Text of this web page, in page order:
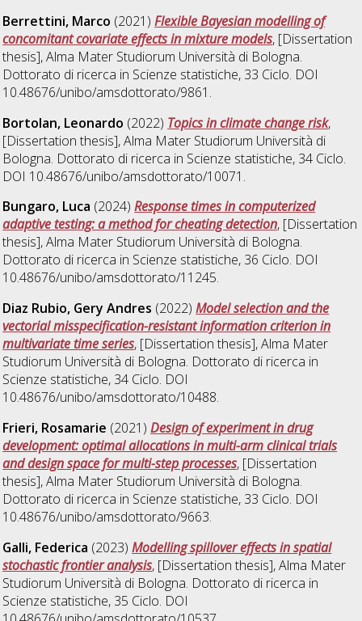
Berrettini, Marco (2021)Flexible Bayesian modelling of
concomitant covariate effects in mixture models, [Dissertation
thesis], Alma Mater Studiorum Università di Bologna.
Dottorato di ricerca in Scienze statistiche, 33 Ciclo. DOI
10.48676/unibo/amsdottorato/9861.
Bortolan, Leonardo (2022) Topics in climate change risk,
[Dissertation thesis], Alma Mater Studiorum Università di
Bologna. Dottorato di ricerca in Scienze statistiche, 34 Ciclo.
DOI 10.48676/unibo/amsdottorato/10071.
Bungaro, Luca (2024)Response times in computerized
adaptive testing: a method for cheating detection, [Dissertation
thesis], Alma Mater Studiorum Università di Bologna.
Dottorato di ricerca in Scienze statistiche, 36 Ciclo. DOI
10.48676/unibo/amsdottorato/11245.
Diaz Rubio, Gery Andres (2022)Model selection and the
vectorial misspecification-resistant information criterion in
multivariate time series, [Dissertation thesis], Alma Mater
Studiorum Università di Bologna. Dottorato di ricerca in
Scienze statistiche, 34 Ciclo. DOI
10.48676/unibo/amsdottorato/10488.
Frieri, Rosamarie (2021)Design of experiment in drug
development: optimal allocations in multi-arm clinical trials
and design space for multi-step processes, [Dissertation
thesis], Alma Mater Studiorum Università di Bologna.
Dottorato di ricerca in Scienze statistiche, 33 Ciclo. DOI
10.48676/unibo/amsdottorato/9663.
Galli, Federica (2023)Modelling spillover effects in spatial
stochastic frontier analysis, [Dissertation thesis], Alma Mater
Studiorum Università di Bologna. Dottorato di ricerca in
Scienze statistiche, 35 Ciclo. DOI